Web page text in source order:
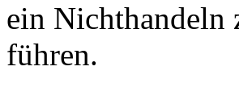
ein Nichthandeln
führen.